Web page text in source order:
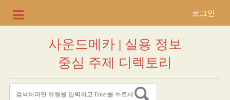
로그인
사운드메카 | 실용 정보
중심 주제 디렉토리